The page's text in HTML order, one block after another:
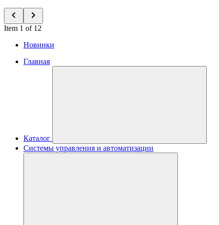
Item 1 of 12
Новинки
Главная
Каталог
Системы управления и автоматизации